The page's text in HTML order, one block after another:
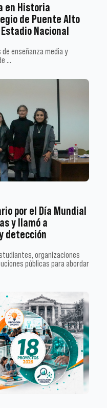
en Historia
de Puente Alto
Nacional
enseñanza media y
…
por el Día Mundial
y llamó a
detección
organizaciones
públicas para abordar